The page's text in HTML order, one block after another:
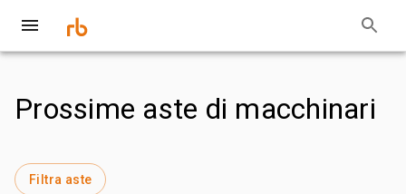
Prossime aste di macchinari
Filtra aste